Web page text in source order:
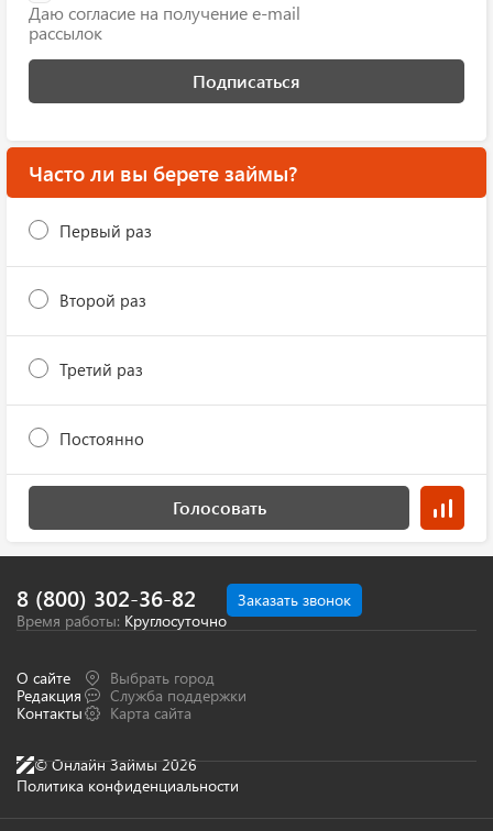
Даю согласие на получение e-mail
рассылок
Подписаться
Часто ли вы берете займы?
Первый раз
Второй раз
Третий раз
Постоянно
Голосовать
© Онлайн Займы 2026
Политика конфиденциальности
О сайте
Редакция
Контакты
Выбрать город
Служба поддержки
Карта сайта
Заказать звонок
8 (800) 302-36-82
Время работы: Круглосуточно